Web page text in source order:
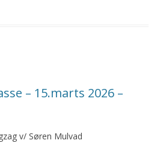
– 15.marts 2026 –
v/ Søren Mulvad